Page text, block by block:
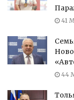
41
44